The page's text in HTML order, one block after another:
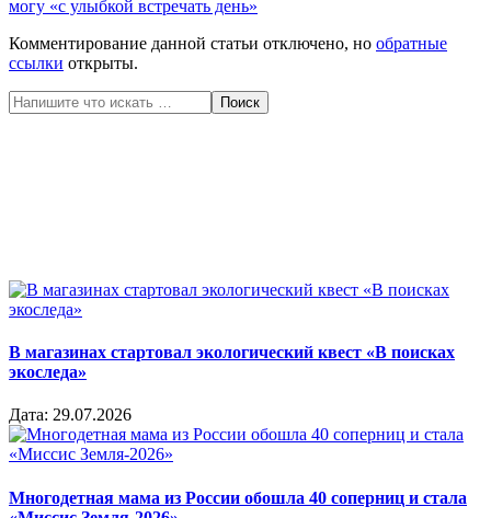
17
могу «с улыбкой встречать день»
Комментирование данной статьи отключено, но обратные
ссылки открыты.
Поиск
В магазинах стартовал экологический квест «В поисках
экоследа»
Дата: 29.07.2026
Многодетная мама из России обошла 40 соперниц и стала